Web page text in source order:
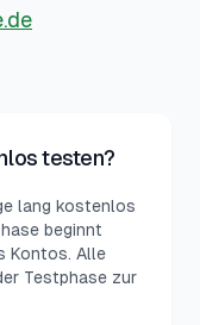
testen?
lang kostenlos
beginnt
Kontos. Alle
Testphase zur